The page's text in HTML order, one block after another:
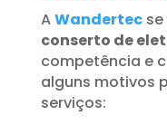
AWandertecse
conserto de
competência e
alguns motivos
serviços: